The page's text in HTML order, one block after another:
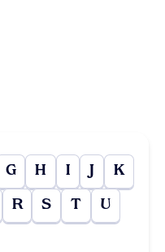
G H I J K
R S T U